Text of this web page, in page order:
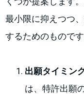
最小限に抑えつつ
するためのものです
出願タイミン
は、特許出願